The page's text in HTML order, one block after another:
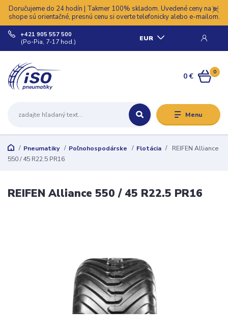
Doručujeme do 24 hodín | Takmer 100% skladom. Uvedené ceny na e-
shope sú orientačné, presnú cenu si overte telefonicky alebo e-mailom.
Menu
EUR
+421 905 557 500
(Po-Pia, 7-17 hod.)
0
0 €
Pneumatiky Poľnohospodárske Flotácia
REIFEN Alliance
550 / 45 R22.5 PR16
REIFEN Alliance 550 / 45 R22.5 PR16